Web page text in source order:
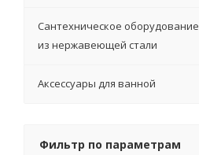
Сантехническое оборудование
из нержавеющей стали
Аксессуары для ванной
Фильтр по параметрам